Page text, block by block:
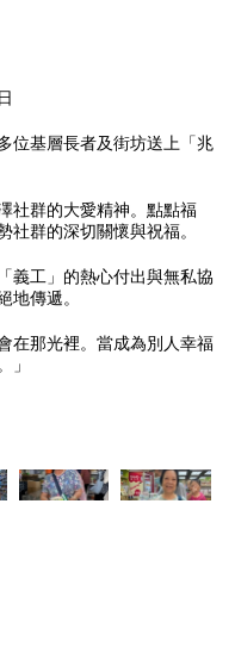
位基層長者及街坊送上「兆
社群的大愛精神。點點福
社群的深切關懷與祝福。
義工」的熱心付出與無私協
地傳遞。
在那光裡。當成為別人幸福
」